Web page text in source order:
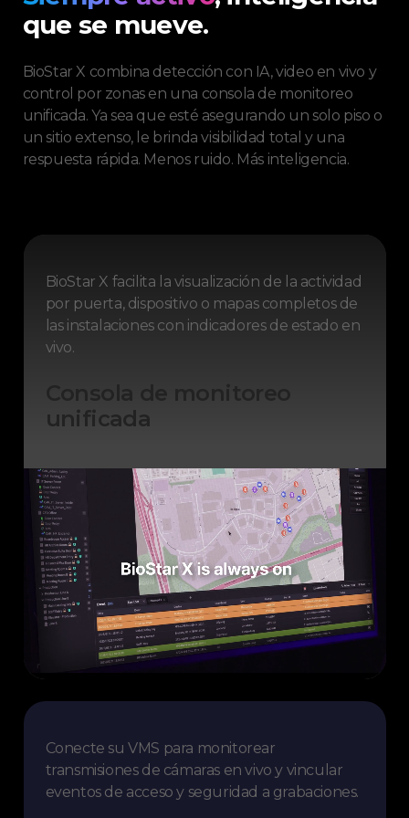
que se mueve.
BioStar X combina detección con IA, video en vivo y
control por zonas en una consola de monitoreo
unificada. Ya sea que esté asegurando un solo piso o
un sitio extenso, le brinda visibilidad total y una
respuesta rápida. Menos ruido. Más inteligencia.
BioStar X facilita la visualización de la actividad
por puerta, dispositivo o mapas completos de
las instalaciones con indicadores de estado en
vivo.
Consola de monitoreo
unificada
Conecte su VMS para monitorear
transmisiones de cámaras en vivo y vincular
eventos de acceso y seguridad a grabaciones.